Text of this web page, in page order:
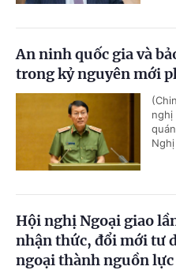
An ninh quốc gia và
trong kỷ nguyên mới
nghị
Hội nghị Ngoại giao
nhận thức, đổi mới tư
ngoại thành nguồn